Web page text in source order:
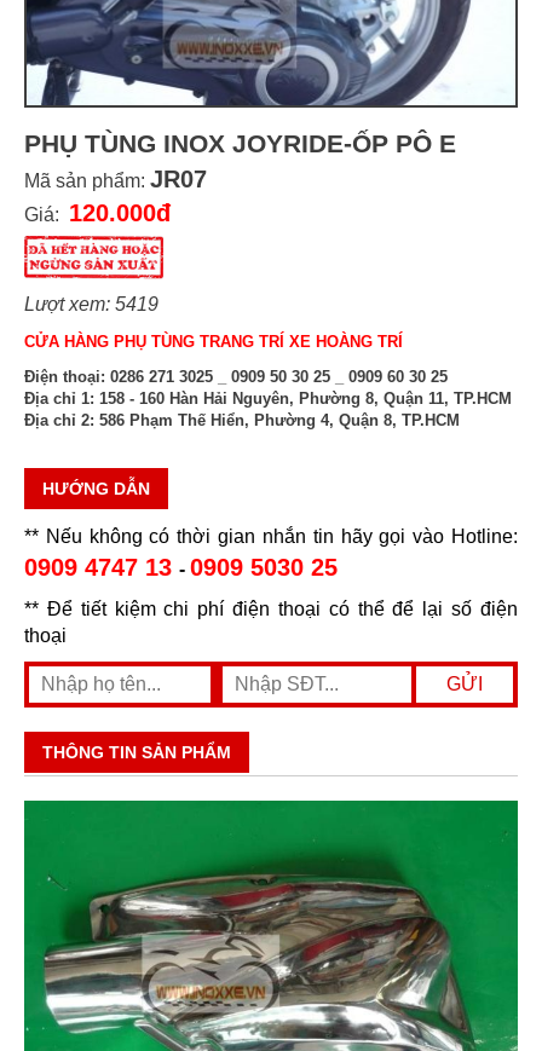
PHỤ TÙNG INOX JOYRIDE-ỐP PÔ E
Mã sản phẩm: JR07
Giá: 120.000đ
Lượt xem: 5419
CỬA HÀNG PHỤ TÙNG TRANG TRÍ XE HOÀNG TRÍ
Điện thoại: 0286 271 3025 _ 0909 50 30 25 _ 0909 60 30 25
Địa chỉ 1: 158 - 160 Hàn Hải Nguyên, Phường 8, Quận 11, TP.HCM
Địa chỉ 2: 586 Phạm Thế Hiển, Phường 4, Quận 8, TP.HCM
HƯỚNG DẪN
** Nếu không có thời gian nhắn tin hãy gọi vào Hotline:
0909 4747 13 - 0909 5030 25
** Để tiết kiệm chi phí điện thoại có thể để lại số điện
thoại
THÔNG TIN SẢN PHẨM